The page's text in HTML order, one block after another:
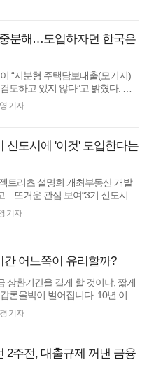
해 ..
분해…도입하자던 한국은
“지분형 주택담보대출(모기지)
토하고 있지 않다”고 밝혔다. 최
하는 부동산 지분형 모기지 사업
기자
도시에 '이것' 도입한다는
트리츠 설명회 개최부동산 개발
…뜨거운 관심 보여“3기 신도시에
것” [땅집고] 고위험 고수익 구조
기자
간 어느쪽이 유리할까?
상환기간을 길게 할 것이냐, 짧게
론을박이 벌어집니다. 10년 이상
한 천천히’, 갈아타기 집이라면 ‘..
기자
2주전, 대출규제 꺼낸 금융